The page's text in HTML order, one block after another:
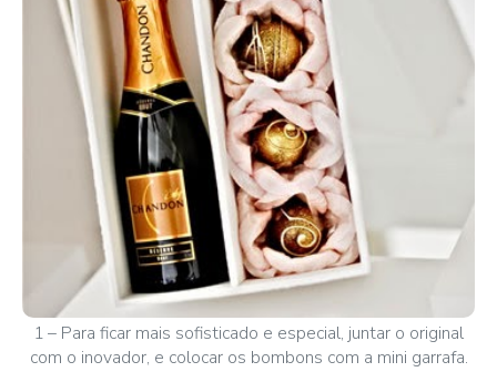
1 – Para ficar mais sofisticado e especial, juntar o original
com o inovador, e colocar os bombons com a mini garrafa.